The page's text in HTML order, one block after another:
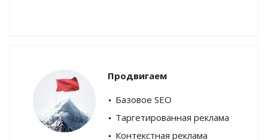
Продвигаем
Базовое SEO
Таргетированная реклама
Контекстная реклама